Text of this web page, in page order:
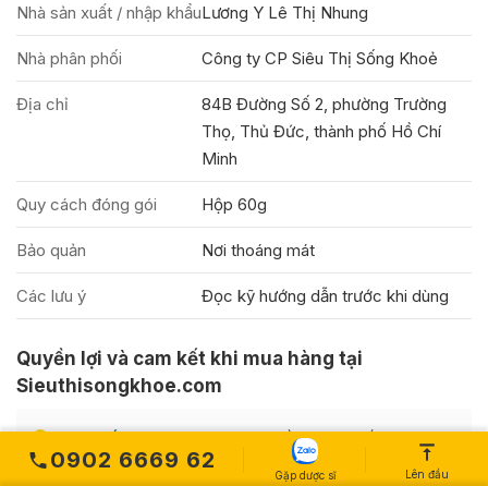
Nhà sản xuất / nhập khẩuLương Y Lê Thị Nhung
Nhà phân phối Công ty CP Siêu Thị Sống Khoẻ
Địa chỉ
84B Đường Số 2, phường Trường
Thọ, Thủ Đức, thành phố Hồ Chí
Minh
Quy cách đóng gói Hộp 60g
Bảo quản Nơi thoáng mát
Các lưu ý Đọc kỹ hướng dẫn trước khi dùng
Quyền lợi và cam kết khi mua hàng tại
Sieuthisongkhoe.com
Cam kết chính hãng- Hoàn tiền 200% nếu phát hiện
sản phẩm không chính hãng
0902 6669 62
Gặp dược sĩ Lên đầu